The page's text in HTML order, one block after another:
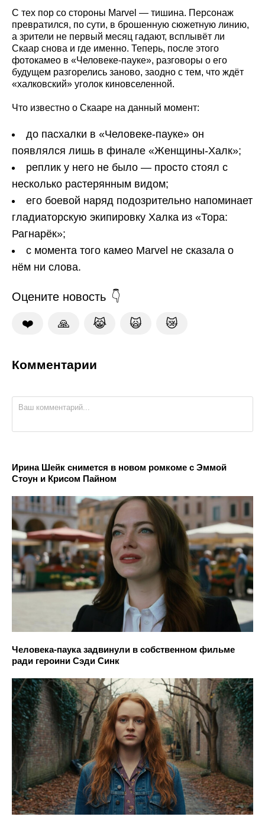
С тех пор со стороны Marvel — тишина. Персонаж
превратился, по сути, в брошенную сюжетную линию,
а зрители не первый месяц гадают, всплывёт ли
Скаар снова и где именно. Теперь, после этого
фотокамео в «Человеке-пауке», разговоры о его
будущем разгорелись заново, заодно с тем, что ждёт
«халковский» уголок киновселенной.
Что известно о Скааре на данный момент:
до пасхалки в «Человеке-пауке» он
появлялся лишь в финале «Женщины-Халк»;
реплик у него не было — просто стоял с
несколько растерянным видом;
его боевой наряд подозрительно напоминает
гладиаторскую экипировку Халка из «Тора:
Рагнарёк»;
с момента того камео Marvel не сказала о
нём ни слова.
Оцените новость
❤️ 🙏 😹 🙀 😿
Комментарии
Ирина Шейк снимется в новом ромкоме с Эммой
Стоун и Крисом Пайном
Человека-паука задвинули в собственном фильме
ради героини Сэди Синк